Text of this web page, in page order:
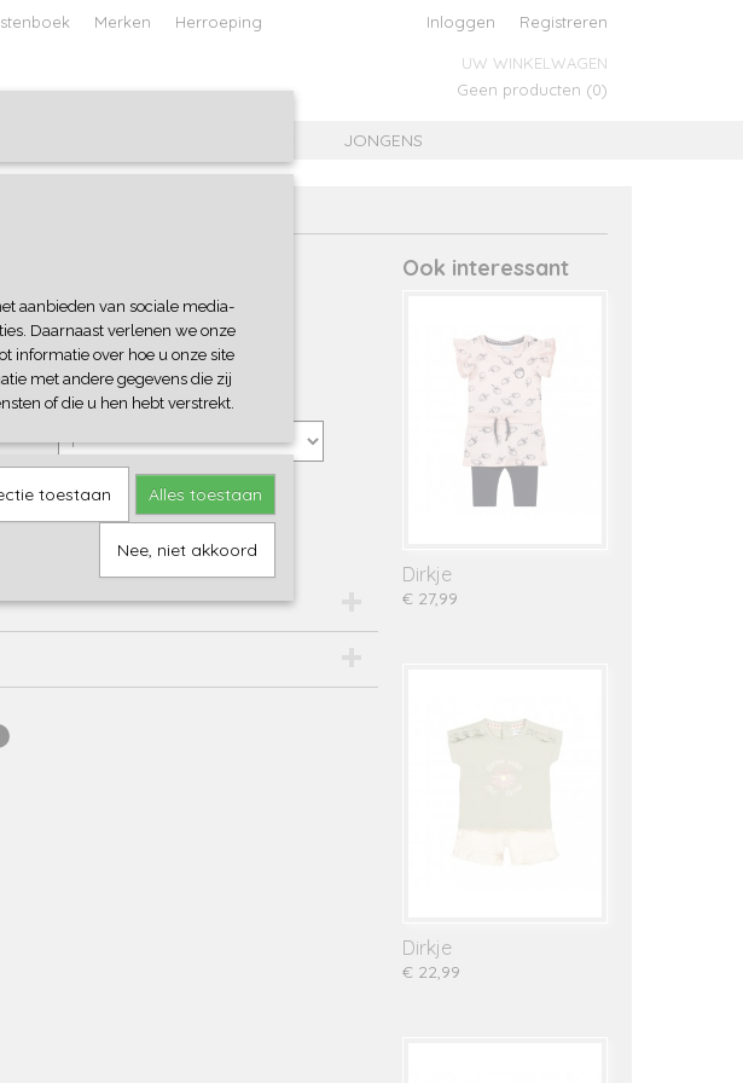
Merken Herroeping Inloggen Registreren
UW WINKELWAGEN
Geen producten (0)
JONGENS
Aantal
50309
Ook interessant
Dirkje
€ 27,99
Dirkje
€ 22,99
aanbieden van sociale media-
Daarnaast verlenen we onze
informatie over hoe u onze site
met andere gegevens die zij
of die u hen hebt verstrekt.
toestaan Alles toestaan
Nee, niet akkoord